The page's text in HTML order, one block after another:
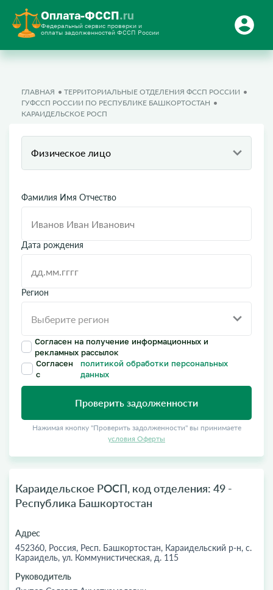
Оплата-ФССП.ru
Федеральный сервис проверки и
оплаты задолженностей ФССП России
ГЛАВНАЯ
ТЕРРИТОРИАЛЬНЫЕ ОТДЕЛЕНИЯ ФССП РОССИИ
ГУФССП РОССИИ ПО РЕСПУБЛИКЕ БАШКОРТОСТАН
КАРАИДЕЛЬСКОЕ РОСП
Физическое лицо
Фамилия Имя Отчество
Дата рождения
Регион
Согласен на получение информационных и
рекламных рассылок
Согласен
с
политикой обработки персональных
данных
Проверить задолженности
Нажимая кнопку "Проверить задолженности" вы принимаете
условия Оферты
Караидельское РОСП, код отделения: 49 -
Республика Башкортостан
Адрес
452360, Россия, Респ. Башкортостан, Караидельский р-н, с.
Караидель, ул. Коммунистическая, д. 115
Руководитель